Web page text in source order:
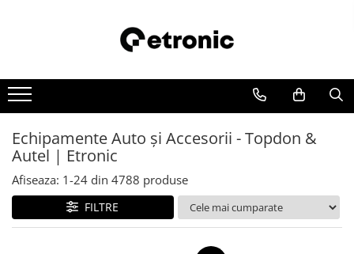
Echipamente Auto și Accesorii - Topdon &
Autel | Etronic
Afiseaza: 1-24 din 4788 produse
FILTRE